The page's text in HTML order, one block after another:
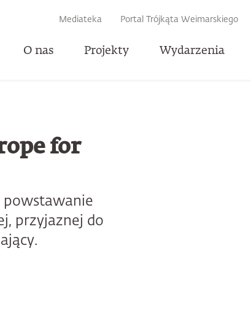
Mediateka Portal Trójkąta Weimarskiego
O nas Projekty Wydarzenia
for
powstawanie
przyjaznej do